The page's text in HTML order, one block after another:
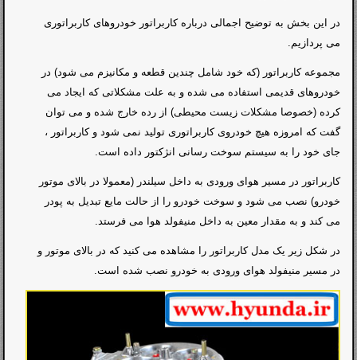
در این بخش به توضیح اجمالی درباره کاربراتور خودروهای کاربراتوری
می پردازیم.
مجموعه کاربراتور (که خود شامل چندین قطعه و مکانیزم می شود) در
خودروهای قدیمی استفاده می شده و به علت مشکلاتی که ایجاد می
کرده (خصوصا مشکلات زیست محیطی) از رده خارج شده و می توان
گفت که امروزه هیچ خودروی کاربراتوری تولید نمی شود و کاربراتور ،
جای خود را به سیستم سوخت رسانی انژکتور داده است.
کاربراتور در مسیر هوای ورودی به داخل سیلندر (معمولا در بالای موتور
خودرو) نصب می شود و سوخت خودرو را از حالت مایع تبدیل به پودر
می کند و به مقدار معین به داخل منیفولد هوا می فرستد.
در شکل زیر یک مدل کاربراتور را مشاهده می کنید که در بالای موتور و
در مسیر منیفولد هوای ورودی به خودرو نصب شده است.